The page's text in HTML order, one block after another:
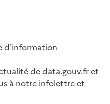
d'information
de data.gouv.fr et
à notre infolettre et